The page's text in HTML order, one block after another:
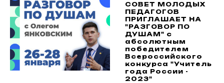
СОВЕТ МОЛОДЫХ
ПЕДАГОГОВ
ПРИГЛАШАЕТ НА
"РАЗГОВОР ПО
ДУШАМ" с
абсолютным
победителем
Всероссийского
конкурса "Учитель
года России -
2023"